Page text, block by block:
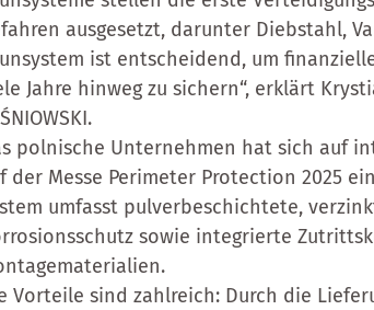
ausgesetzt, darunter Diebstahl,
ist entscheidend, um
Jahre hinweg zu sichern“, erklärt
polnische Unternehmen hat sich auf
der Messe Perimeter Protection 2025
umfasst pulverbeschichtete,
sowie integrierte
Vorteile sind zahlreich: Durch die